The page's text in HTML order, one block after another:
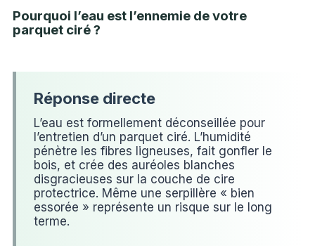
Pourquoi l’eau est l’ennemie de votre
parquet ciré ?
L’eau est formellement déconseillée pour
l’entretien d’un parquet ciré. L’humidité
pénètre les fibres ligneuses, fait gonfler le
bois, et crée des auréoles blanches
disgracieuses sur la couche de cire
protectrice. Même une serpillère « bien
essorée » représente un risque sur le long
terme.